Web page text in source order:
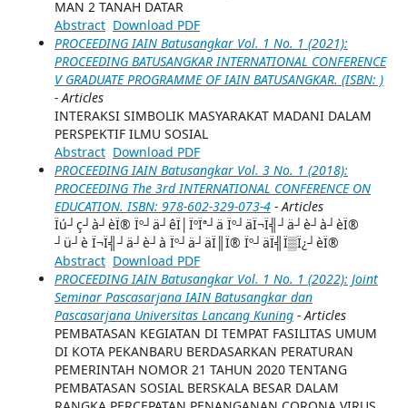
MAN 2 TANAH DATAR
Abstract Download PDF
PROCEEDING IAIN Batusangkar Vol. 1 No. 1 (2021):
PROCEEDING BATUSANGKAR INTERNATIONAL CONFERENCE
V GRADUATE PROGRAMME OF IAIN BATUSANGKAR. (ISBN: )
- Articles
INTERAKSI SIMBOLIK MASYARAKAT MADANI DALAM
PERSPEKTIF ILMU SOSIAL
Abstract Download PDF
PROCEEDING IAIN Batusangkar Vol. 3 No. 1 (2018):
PROCEEDING The 3rd INTERNATIONAL CONFERENCE ON
EDUCATION. ISBN: 978-602-329-073-4 - Articles
Ïú┘ç┘à┘èÏ® Ïº┘ä┘êÏ│ÏºÏª┘ä Ïº┘äÏ¬Ï╣┘ä┘è┘à┘èÏ®
┘ü┘è Ï¬Ï╣┘ä┘è┘à Ïº┘ä┘äÏ║Ï® Ïº┘äÏ╣Ï▒Ï¿┘èÏ®
Abstract Download PDF
PROCEEDING IAIN Batusangkar Vol. 1 No. 1 (2022): Joint
Seminar Pascasarjana IAIN Batusangkar dan
Pascasarjana Universitas Lancang Kuning - Articles
PEMBATASAN KEGIATAN DI TEMPAT FASILITAS UMUM
DI KOTA PEKANBARU BERDASARKAN PERATURAN
PEMERINTAH NOMOR 21 TAHUN 2020 TENTANG
PEMBATASAN SOSIAL BERSKALA BESAR DALAM